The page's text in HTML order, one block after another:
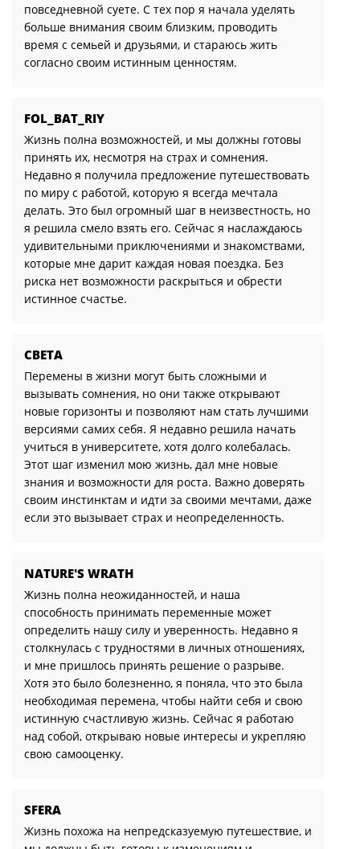
повседневной суете. С тех пор я начала уделять
больше внимания своим близким, проводить
время с семьей и друзьями, и стараюсь жить
согласно своим истинным ценностям.
FOL_BAT_RIY
Жизнь полна возможностей, и мы должны готовы
принять их, несмотря на страх и сомнения.
Недавно я получила предложение путешествовать
по миру с работой, которую я всегда мечтала
делать. Это был огромный шаг в неизвестность, но
я решила смело взять его. Сейчас я наслаждаюсь
удивительными приключениями и знакомствами,
которые мне дарит каждая новая поездка. Без
риска нет возможности раскрыться и обрести
истинное счастье.
СВЕТА
Перемены в жизни могут быть сложными и
вызывать сомнения, но они также открывают
новые горизонты и позволяют нам стать лучшими
версиями самих себя. Я недавно решила начать
учиться в университете, хотя долго колебалась.
Этот шаг изменил мою жизнь, дал мне новые
знания и возможности для роста. Важно доверять
своим инстинктам и идти за своими мечтами, даже
если это вызывает страх и неопределенность.
NATURE'S WRATH
Жизнь полна неожиданностей, и наша
способность принимать переменные может
определить нашу силу и уверенность. Недавно я
столкнулась с трудностями в личных отношениях,
и мне пришлось принять решение о разрыве.
Хотя это было болезненно, я поняла, что это была
необходимая перемена, чтобы найти себя и свою
истинную счастливую жизнь. Сейчас я работаю
над собой, открываю новые интересы и укрепляю
свою самооценку.
SFERA
Жизнь похожа на непредсказуемую путешествие, и